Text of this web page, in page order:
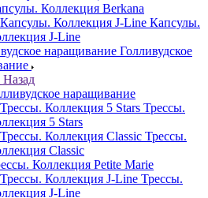
Коллекция Berkana
Капсулы.
J-Line
Голливудское
Назад
наращивание
Трессы.
5 Stars
Трессы.
Classic
Коллекция Petite Marie
Трессы.
J-Line